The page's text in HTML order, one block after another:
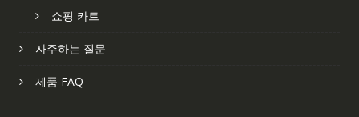
쇼핑 카트
자주하는 질문
제품 FAQ